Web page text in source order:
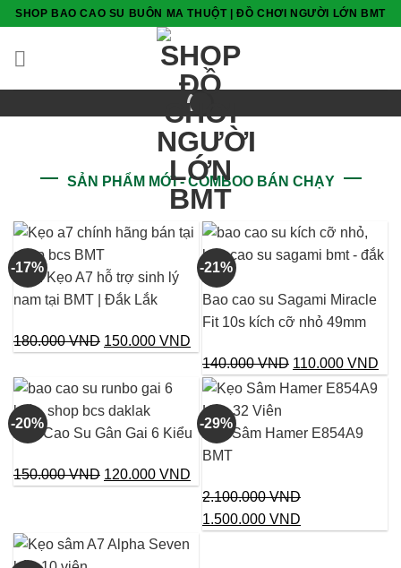
Skip
content
SHOP BAO CAO SU BUÔN MA THUỘT | ĐỒ CHƠI NGƯỜI LỚN BMT
SẢN PHẨM MỚI - COMBOO BÁN CHẠY
-17%
Viên Kẹo A7 hỗ trợ sinh lý
nam tại BMT | Đắk Lắk
180.000VND Giá
là:
180.000 VND.
150.000 VND
hiện
tại
là:
150.000 VND.
-21%
Bao cao su Sagami Miracle
Fit 10s kích cỡ nhỏ 49mm
140.000VND Giá
gốc
140.000 VND.
110.000 VND
-20%
Bao Cao Su Gân Gai 6 Kiểu
150.000VND Giá
150.000 VND.
120.000 VND
hiện
tại
-29%
Kẹo Sâm Hamer E854A9
BMT
2.100.000VND
Giá
1.500.000 VND